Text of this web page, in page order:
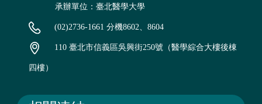
承辦單位：臺北醫學大學
(02)2736-1661 分機8602、8604
110 臺北市信義區吳興街250號（醫學綜合大樓後棟
四樓）